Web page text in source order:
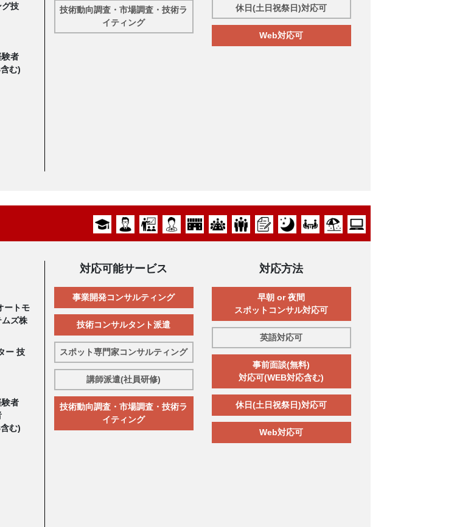
グ技
験者
む)
技術動向調査・市場調査・技術ラ
イティング
休日(土日祝祭日)対応可
Web対応可
ートモ
ムズ株
ー 技
験者
む)
対応可能サービス
事業開発コンサルティング
技術コンサルタント派遣
スポット専門家コンサルティング
講師派遣(社員研修)
技術動向調査・市場調査・技術ラ
イティング
対応方法
早朝 or 夜間
スポットコンサル対応可
英語対応可
事前面談(無料)
対応可(WEB対応含む)
休日(土日祝祭日)対応可
Web対応可